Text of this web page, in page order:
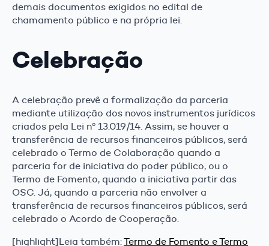
demais documentos exigidos no edital de
chamamento público e na própria lei.
Celebração
A celebração prevê a formalização da parceria
mediante utilização dos novos instrumentos jurídicos
criados pela Lei nº 13.019/14. Assim, se houver a
transferência de recursos financeiros públicos, será
celebrado o Termo de Colaboração quando a
parceria for de iniciativa do poder público, ou o
Termo de Fomento, quando a iniciativa partir das
OSC. Já, quando a parceria não envolver a
transferência de recursos financeiros públicos, será
celebrado o Acordo de Cooperação.
[highlight]Leia também:Termo de Fomento e Termo